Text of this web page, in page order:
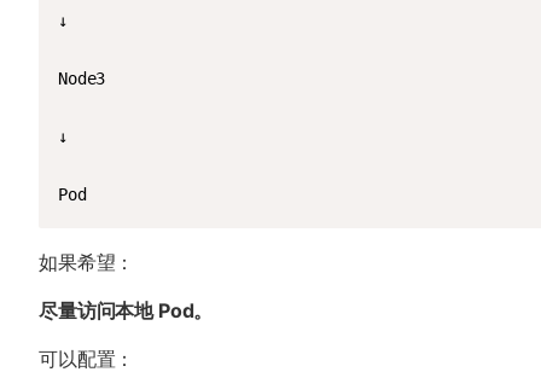
↓
Node3
↓
Pod
如果希望：
尽量访问本地 Pod。
可以配置：